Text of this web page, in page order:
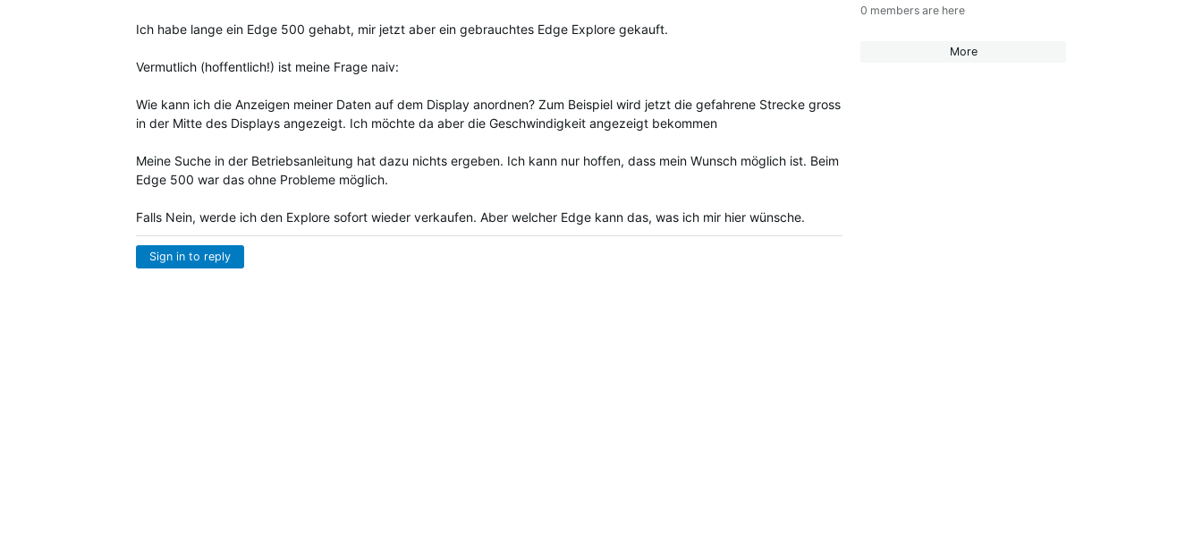
0 members are here
More
Ich habe lange ein Edge 500 gehabt, mir jetzt aber ein gebrauchtes Edge Explore gekauft.
Vermutlich (hoffentlich!) ist meine Frage naiv:
Wie kann ich die Anzeigen meiner Daten auf dem Display anordnen? Zum Beispiel wird jetzt die gefahrene Strecke gross
in der Mitte des Displays angezeigt. Ich möchte da aber die Geschwindigkeit angezeigt bekommen
Meine Suche in der Betriebsanleitung hat dazu nichts ergeben. Ich kann nur hoffen, dass mein Wunsch möglich ist. Beim
Edge 500 war das ohne Probleme möglich.
Falls Nein, werde ich den Explore sofort wieder verkaufen. Aber welcher Edge kann das, was ich mir hier wünsche.
Sign in to reply